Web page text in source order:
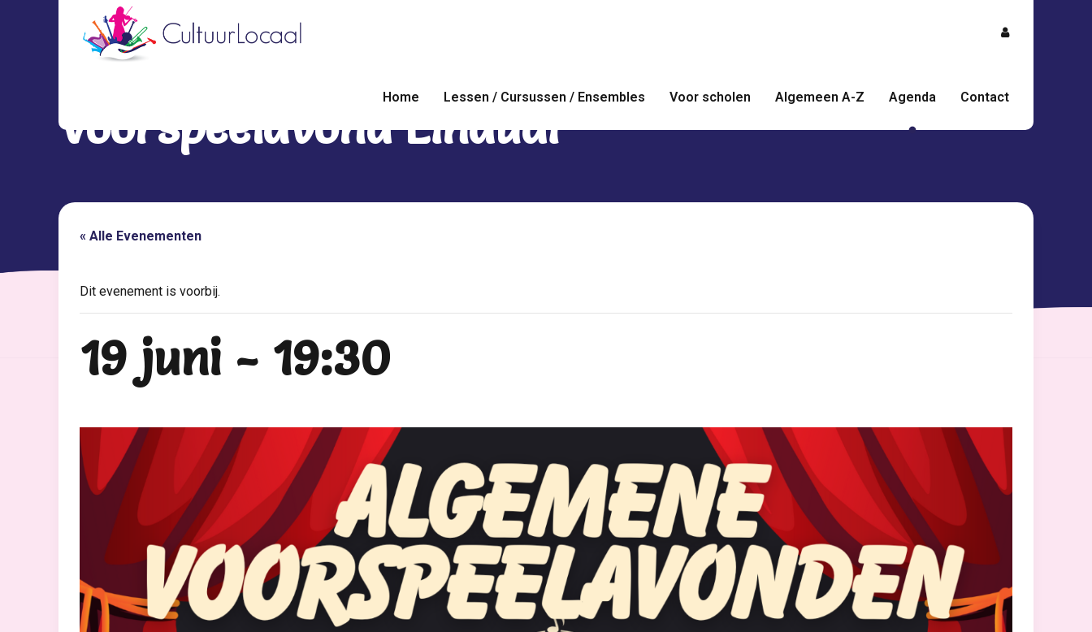
Home Lessen / Cursussen / Ensembles Voor scholen Algemeen A-Z Agenda Contact
Voorspeelavond Einaudi
« Alle Evenementen
Dit evenement is voorbij.
19 juni - 19:30